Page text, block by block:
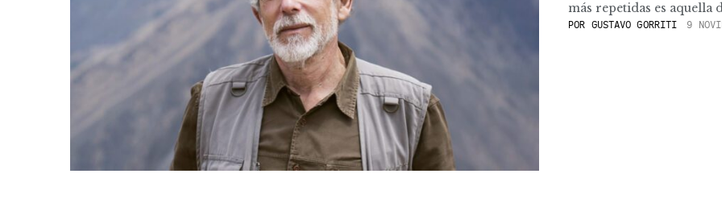
más repetidas es aquella
POR GUSTAVO GORRITI 9